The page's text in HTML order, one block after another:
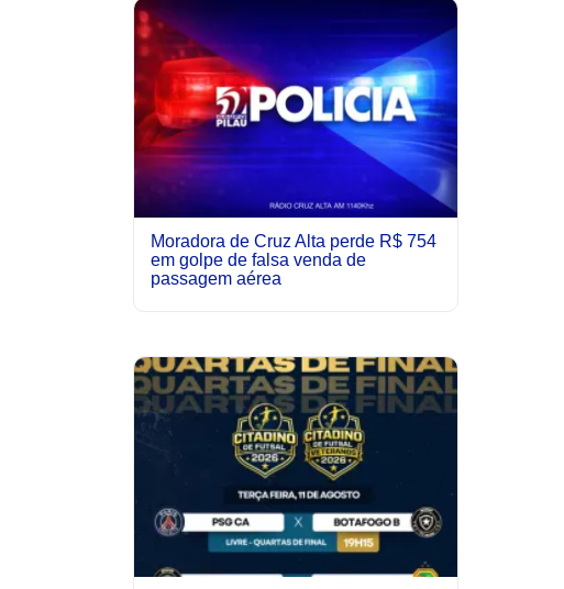
Moradora de Cruz Alta perde R$ 754
em golpe de falsa venda de
passagem aérea